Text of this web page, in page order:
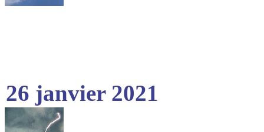
26 janvier 2021